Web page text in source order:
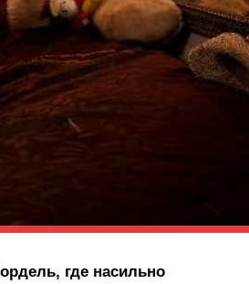
где насильно